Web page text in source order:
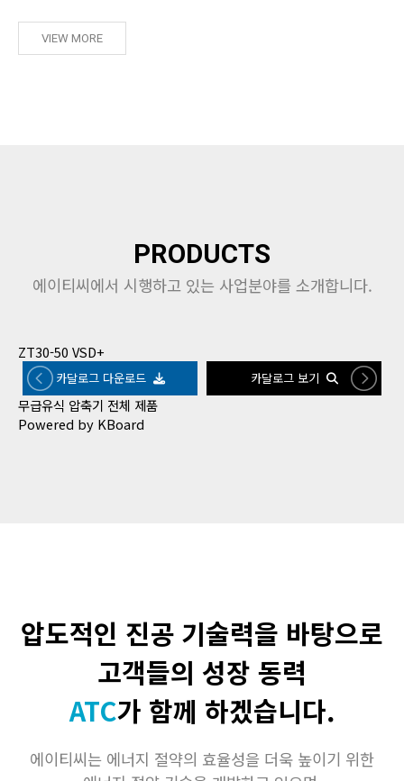
VIEW MORE
PRODUCTS
에이티씨에서 시행하고 있는 사업분야를 소개합니다.
ZT30-50 VSD+
카달로그 다운로드 카달로그 보기
무급유식 압축기 전체 제품
Powered by KBoard
압도적인 진공 기술력을 바탕으로
고객들의 성장 동력
ATC가 함께 하겠습니다.
에이티씨는 에너지 절약의 효율성을 더욱 높이기 위한